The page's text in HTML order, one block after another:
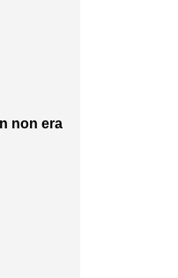
non era